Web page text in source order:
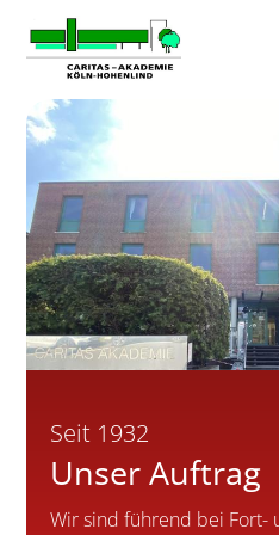
Zum Inhalt springen
Seit 1932
Unser Auftrag
Wir sind führend bei Fort-